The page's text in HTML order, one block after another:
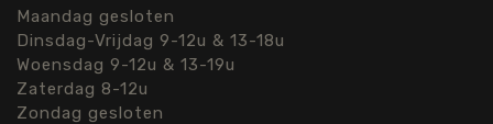
Maandag gesloten
Dinsdag-Vrijdag 9-12u & 13-18u
Woensdag 9-12u & 13-19u
Zaterdag 8-12u
Zondag gesloten